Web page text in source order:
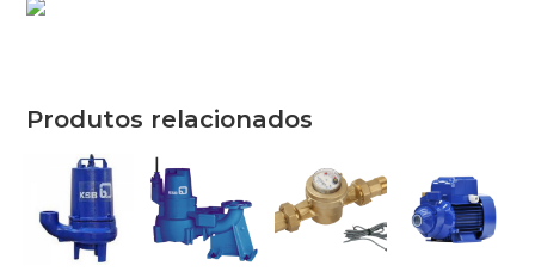
Produtos relacionados